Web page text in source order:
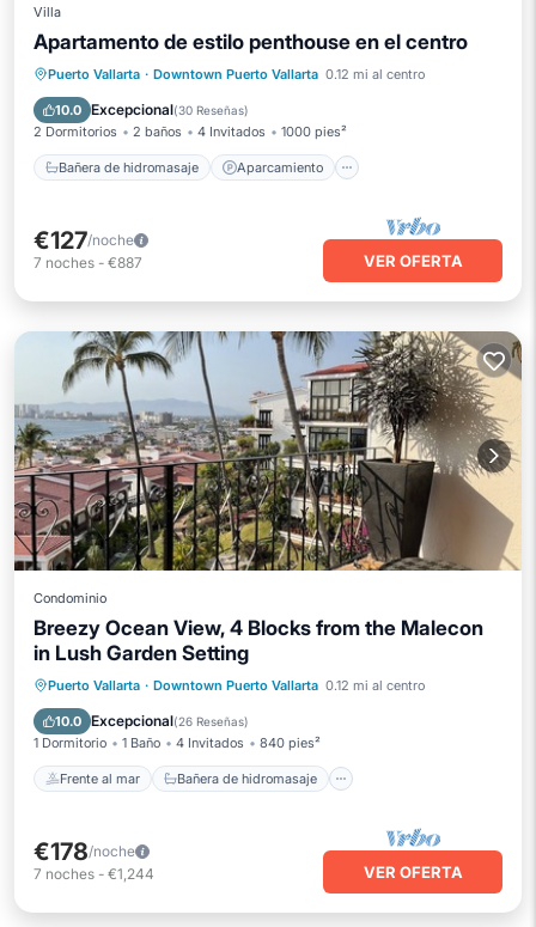
Villa
Apartamento de estilo penthouse en el centro
Puerto Vallarta · Downtown Puerto Vallarta 0.12 mi al centro
10.0 Excepcional(30 Reseñas)
2 Dormitorios 2 baños 4 Invitados 1000 pies²
Bañera de hidromasaje Aparcamiento
Bañera de hidromasaje
Aparcamiento
Piscina
Balcón/Terraza
€127/noche
7 noches - €887 VER OFERTA
Condominio
Breezy Ocean View, 4 Blocks from the Malecon
in Lush Garden Setting
Puerto Vallarta · Downtown Puerto Vallarta 0.12 mi al centro
10.0 Excepcional(26 Reseñas)
1 Dormitorio 1 Baño 4 Invitados 840 pies²
Frente al mar Bañera de hidromasaje
Frente al mar
Bañera de hidromasaje
Piscina
Vista al mar
€178/noche
7 noches - €1,244 VER OFERTA